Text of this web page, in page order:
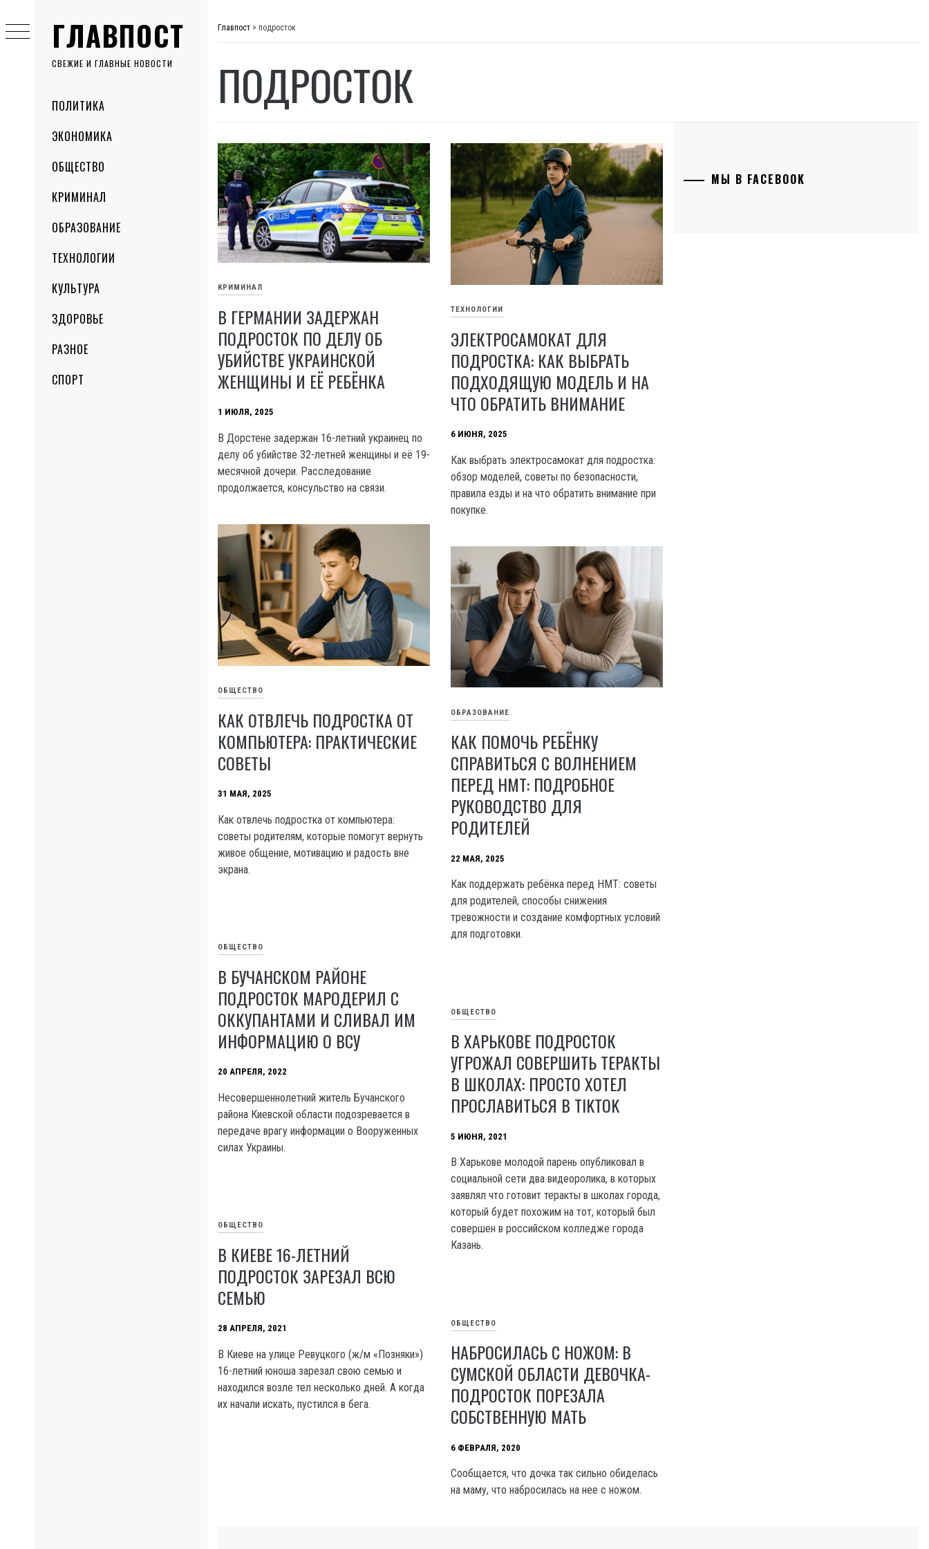
ГЛАВПОСТ
СВЕЖИЕ И ГЛАВНЫЕ НОВОСТИ
MenuПОЛИТИКА
ЭКОНОМИКА
ОБЩЕСТВО
КРИМИНАЛ
ОБРАЗОВАНИЕ
ТЕХНОЛОГИИ
КУЛЬТУРА
ЗДОРОВЬЕ
РАЗНОЕ
СПОРТ
to
content
Главпост > подросток
ПОДРОСТОК
КРИМИНАЛ
В ГЕРМАНИИ ЗАДЕРЖАН
ПОДРОСТОК ПО ДЕЛУ ОБ
УБИЙСТВЕ УКРАИНСКОЙ
ЖЕНЩИНЫ И ЕЁ РЕБЁНКА
1 ИЮЛЯ, 2025
В Дорстене задержан 16-летний украинец по
делу об убийстве 32-летней женщины и её 19-
месячной дочери. Расследование
продолжается, консульство на связи.
ТЕХНОЛОГИИ
ЭЛЕКТРОСАМОКАТ ДЛЯ
ПОДРОСТКА: КАК ВЫБРАТЬ
ПОДХОДЯЩУЮ МОДЕЛЬ И НА
ЧТО ОБРАТИТЬ ВНИМАНИЕ
6 ИЮНЯ, 2025
Как выбрать электросамокат для подростка:
обзор моделей, советы по безопасности,
правила езды и на что обратить внимание при
покупке.
ОБЩЕСТВО
КАК ОТВЛЕЧЬ ПОДРОСТКА ОТ
КОМПЬЮТЕРА: ПРАКТИЧЕСКИЕ
СОВЕТЫ
31 МАЯ, 2025
Как отвлечь подростка от компьютера:
советы родителям, которые помогут вернуть
живое общение, мотивацию и радость вне
экрана.
ОБРАЗОВАНИЕ
КАК ПОМОЧЬ РЕБЁНКУ
СПРАВИТЬСЯ С ВОЛНЕНИЕМ
ПЕРЕД НМТ: ПОДРОБНОЕ
РУКОВОДСТВО ДЛЯ
РОДИТЕЛЕЙ
22 МАЯ, 2025
Как поддержать ребёнка перед НМТ: советы
для родителей, способы снижения
тревожности и создание комфортных условий
для подготовки.
ОБЩЕСТВО
В БУЧАНСКОМ РАЙОНЕ
ПОДРОСТОК МАРОДЕРИЛ С
ОККУПАНТАМИ И СЛИВАЛ ИМ
ИНФОРМАЦИЮ О ВСУ
20 АПРЕЛЯ, 2022
Несовершеннолетний житель Бучанского
района Киевской области подозревается в
передаче врагу информации о Вооруженных
силах Украины.
ОБЩЕСТВО
В ХАРЬКОВЕ ПОДРОСТОК
УГРОЖАЛ СОВЕРШИТЬ ТЕРАКТЫ
В ШКОЛАХ: ПРОСТО ХОТЕЛ
ПРОСЛАВИТЬСЯ В TIKTOK
5 ИЮНЯ, 2021
В Харькове молодой парень опубликовал в
социальной сети два видеоролика, в которых
заявлял что готовит теракты в школах города,
который будет похожим на тот, который был
совершен в российском колледже города
Казань.
ОБЩЕСТВО
В КИЕВЕ 16-ЛЕТНИЙ
ПОДРОСТОК ЗАРЕЗАЛ ВСЮ
СЕМЬЮ
28 АПРЕЛЯ, 2021
В Киеве на улице Ревуцкого (ж/м «Позняки»)
16-летний юноша зарезал свою семью и
находился возле тел несколько дней. А когда
их начали искать, пустился в бега.
ОБЩЕСТВО
НАБРОСИЛАСЬ С НОЖОМ: В
СУМСКОЙ ОБЛАСТИ ДЕВОЧКА-
ПОДРОСТОК ПОРЕЗАЛА
СОБСТВЕННУЮ МАТЬ
6 ФЕВРАЛЯ, 2020
Сообщается, что дочка так сильно обиделась
на маму, что набросилась на нее с ножом.
МЫ В FACEBOOK